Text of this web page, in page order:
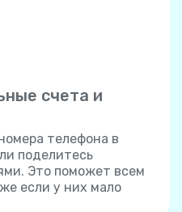
счета и
телефона в
поделитесь
Это поможет всем
если у них мало